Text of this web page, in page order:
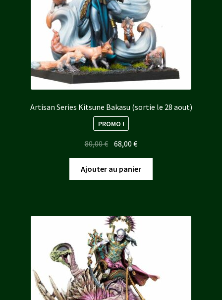
Artisan Series Kitsune Bakasu (sortie le 28 aout)
PROMO !
80,00€ Le
prix
initial
était :
68,00€Le
prix
actuel
est :
Ajouter au panier